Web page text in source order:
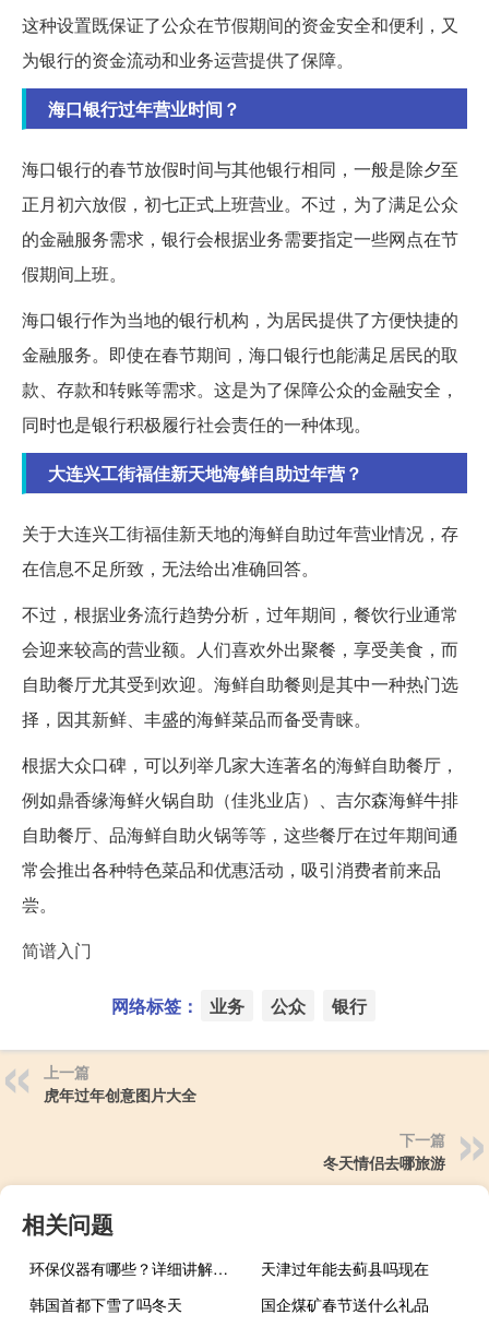
这种设置既保证了公众在节假期间的资金安全和便利，又
为银行的资金流动和业务运营提供了保障。
海口银行过年营业时间？
海口银行的春节放假时间与其他银行相同，一般是除夕至
正月初六放假，初七正式上班营业。不过，为了满足公众
的金融服务需求，银行会根据业务需要指定一些网点在节
假期间上班。
海口银行作为当地的银行机构，为居民提供了方便快捷的
金融服务。即使在春节期间，海口银行也能满足居民的取
款、存款和转账等需求。这是为了保障公众的金融安全，
同时也是银行积极履行社会责任的一种体现。
大连兴工街福佳新天地海鲜自助过年营？
关于大连兴工街福佳新天地的海鲜自助过年营业情况，存
在信息不足所致，无法给出准确回答。
不过，根据业务流行趋势分析，过年期间，餐饮行业通常
会迎来较高的营业额。人们喜欢外出聚餐，享受美食，而
自助餐厅尤其受到欢迎。海鲜自助餐则是其中一种热门选
择，因其新鲜、丰盛的海鲜菜品而备受青睐。
根据大众口碑，可以列举几家大连著名的海鲜自助餐厅，
例如鼎香缘海鲜火锅自助（佳兆业店）、吉尔森海鲜牛排
自助餐厅、品海鲜自助火锅等等，这些餐厅在过年期间通
常会推出各种特色菜品和优惠活动，吸引消费者前来品
尝。
简谱入门
网络标签： 业务 公众 银行
上一篇
虎年过年创意图片大全
下一篇
冬天情侣去哪旅游
相关问题
环保仪器有哪些？详细讲解各类环保仪器的使用方法
天津过年能去蓟县吗现在
韩国首都下雪了吗冬天
国企煤矿春节送什么礼品